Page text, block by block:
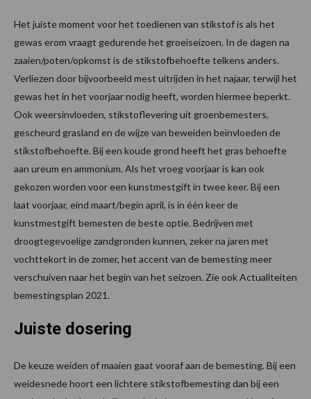
Het juiste moment voor het toedienen van stikstof is als het
gewas erom vraagt gedurende het groeiseizoen. In de dagen na
zaaien/poten/opkomst is de stikstofbehoefte telkens anders.
Verliezen door bijvoorbeeld mest uitrijden in het najaar, terwijl het
gewas het in het voorjaar nodig heeft, worden hiermee beperkt.
Ook weersinvloeden, stikstoflevering uit groenbemesters,
gescheurd grasland en de wijze van beweiden beïnvloeden de
stikstofbehoefte. Bij een koude grond heeft het gras behoefte
aan ureum en ammonium. Als het vroeg voorjaar is kan ook
gekozen worden voor een kunstmestgift in twee keer. Bij een
laat voorjaar, eind maart/begin april, is in één keer de
kunstmestgift bemesten de beste optie. Bedrijven met
droogtegevoelige zandgronden kunnen, zeker na jaren met
vochttekort in de zomer, het accent van de bemesting meer
verschuiven naar het begin van het seizoen. Zie ook Actualiteiten
bemestingsplan 2021.
Juiste dosering
De keuze weiden of maaien gaat vooraf aan de bemesting. Bij een
weidesnede hoort een lichtere stikstofbemesting dan bij een